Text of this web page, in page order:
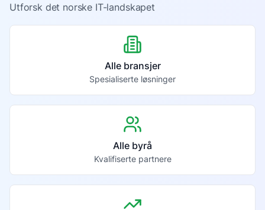
Utforsk det norske IT-landskapet
Alle bransjer
Spesialiserte løsninger
Alle byrå
Kvalifiserte partnere